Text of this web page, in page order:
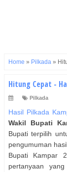
Home » Pilkada »
Hitung Cepat -
Pilkada
Hasil Pilkada
Wakil Bupati
Bupati terpilih
pengumuman
Bupati Kampar
pertanyaan